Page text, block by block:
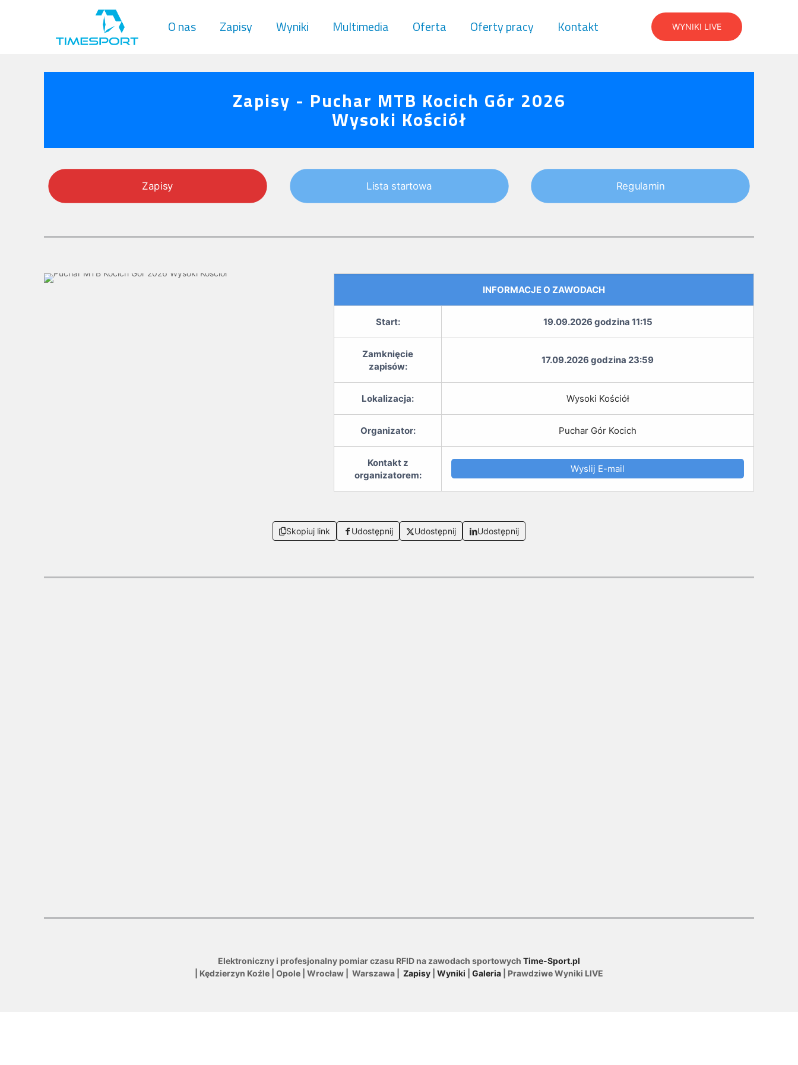
O nas Zapisy Wyniki Multimedia Oferta Oferty pracy Kontakt WYNIKI LIVE
Zapisy - Puchar MTB Kocich Gór 2026
Wysoki Kościół
Zapisy Lista startowa Regulamin
INFORMACJE O ZAWODACH
Start: 19.09.2026 godzina 11:15
Zamknięcie
zapisów:
17.09.2026 godzina 23:59
Lokalizacja: Wysoki Kościół
Organizator: Puchar Gór Kocich
Kontakt z
organizatorem:
Wyslij E-mail
Skopiuj link Udostępnij Udostępnij Udostępnij
Elektroniczny i profesjonalny pomiar czasu RFID na zawodach sportowych Time-Sport.pl
| Kędzierzyn Koźle | Opole | Wrocław | Warszawa | Zapisy Wyniki Galeria | Prawdziwe Wyniki LIVE